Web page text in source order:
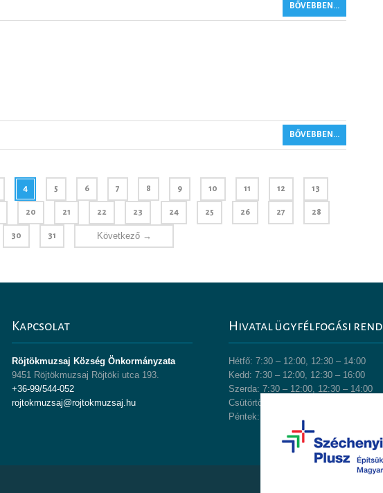
BŐVEBBEN...
BŐVEBBEN...
4 5 6 7 8 9 10 11 12 13
20 21 22 23 24 25 26 27 28
30 31 Következő →
Kapcsolat
Röjtökmuzsaj Község Önkormányzata
9451 Röjtökmuzsaj Röjtöki utca 193.
+36-99/544-052
rojtokmuzsaj@rojtokmuzsaj.hu
Hivatal ügyfélfogási rend
Hétfő: 7:30 – 12:00, 12:30 – 14:00
Kedd: 7:30 – 12:00, 12:30 – 16:00
Szerda: 7:30 – 12:00, 12:30 – 14:00
Csütörtök: 7:30 – 12:00, 12:30 – 14:00
Péntek: 7:30 – 12:00, 12:30 – 13:30